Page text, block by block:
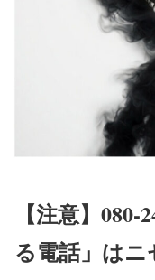
【注意】
る電話」はニ